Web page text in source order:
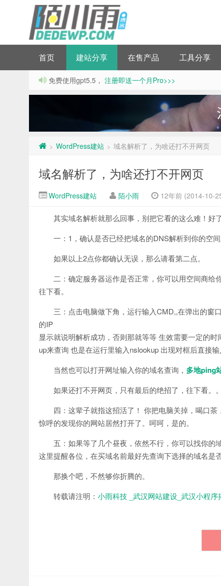
首页 建站分享 在售产品 工具分享
免费使用gpt5.5， 注册即送一个月Pro>>>
> WordPress建站 > 域名解析了，为啥还打不开网页
域名解析了，为啥还打不开网页
WordPress建站 陌小雨 12年前 (2014-10-
其实域名解析就那么回事，别把它看的这么难！好
一：1，确认是否已经把域名的DNS解析到你的空
如果以上2点你都确认无误，那么请看第二点。
二：确定服务器运作是否正常，你可以用空间商
往下看。
三：点击电脑做下角，运行输入CMD,,在弹出的窗
的IP
显示就说明解析成功，否则那就等等 生效需要一定的
up来查询 也是在运行里输入nslookup 出现对框后直接
当然也可以打开网址输入你的域名查询， 多地ping
如果还打不开网页，只有最后的绝招了，往下看。。
四：这辈子就指这招活了！ 你把电脑关掉，喝口
惊呼的发现你的网站居然打开了。呵呵，是的。
五：如果等了几个昼夜，依然不行，你可以找你的
这里提醒各位，在买域名前最好先查询下选择的域名是
那换个吧，不然够你折腾的。
转载请注明： 小雨科技 _武汉网站建设_武汉小程序